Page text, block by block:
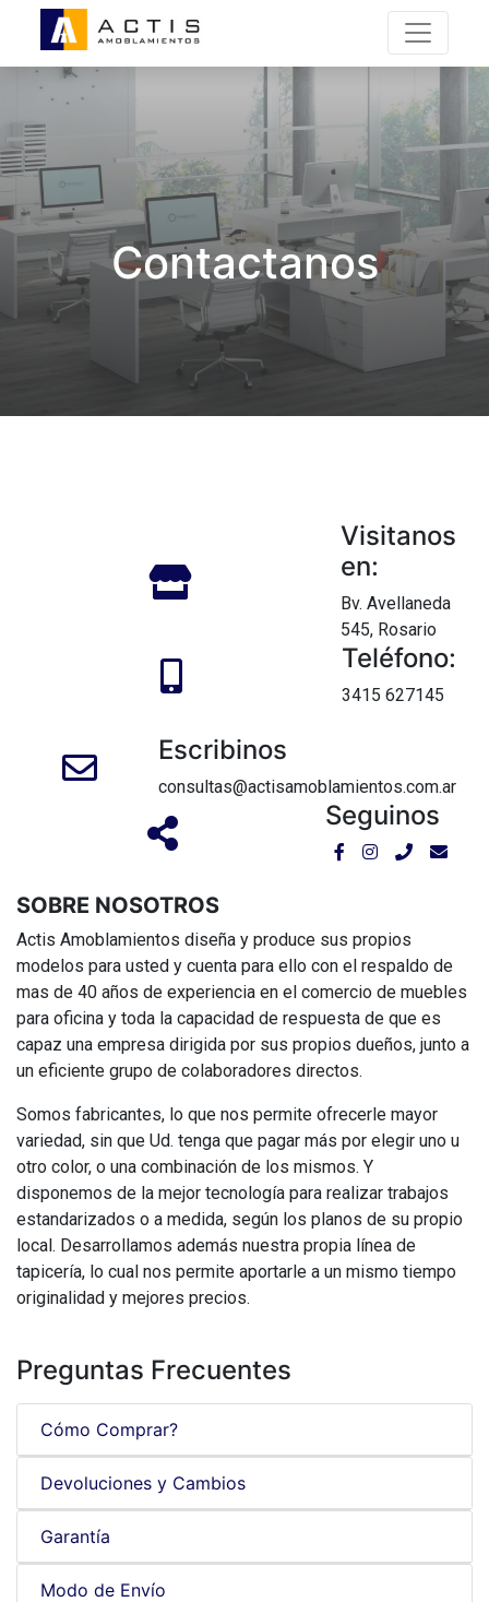
Contactanos
Visitanos
en:
Bv. Avellaneda
545, Rosario
Teléfono:
3415 627145
Escribinos
consultas@actisamoblamientos.com.ar
Seguinos
SOBRE NOSOTROS
Actis Amoblamientos diseña y produce sus propios
modelos para usted y cuenta para ello con el respaldo de
mas de 40 años de experiencia en el comercio de muebles
para oficina y toda la capacidad de respuesta de que es
capaz una empresa dirigida por sus propios dueños, junto a
un eficiente grupo de colaboradores directos.
Somos fabricantes, lo que nos permite ofrecerle mayor
variedad, sin que Ud. tenga que pagar más por elegir uno u
otro color, o una combinación de los mismos. Y
disponemos de la mejor tecnología para realizar trabajos
estandarizados o a medida, según los planos de su propio
local. Desarrollamos además nuestra propia línea de
tapicería, lo cual nos permite aportarle a un mismo tiempo
originalidad y mejores precios.
Preguntas Frecuentes
Cómo Comprar?
Devoluciones y Cambios
Garantía
Modo de Envío